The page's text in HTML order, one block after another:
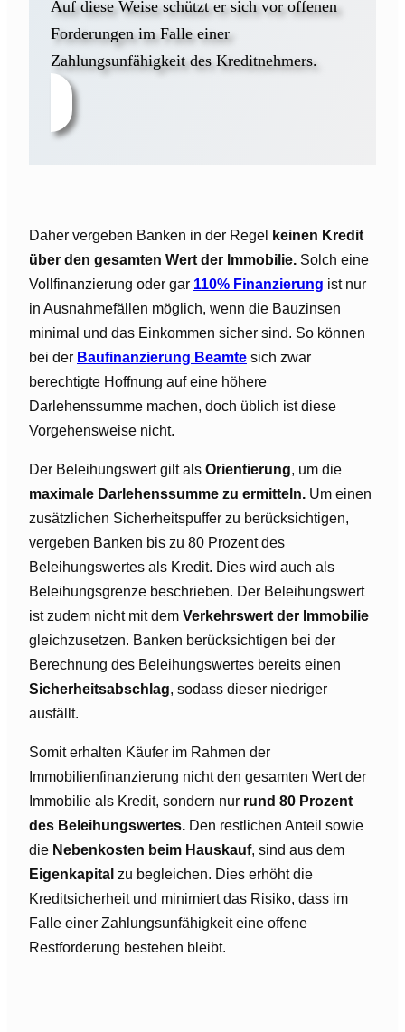
Auf diese Weise schützt er sich vor offenen
Forderungen im Falle einer
Zahlungsunfähigkeit des Kreditnehmers.
Daher vergeben Banken in der Regel
keinen Kredit
über den gesamten Wert der Immobilie. Solch eine
Vollfinanzierung oder gar 110% Finanzierung ist nur
in Ausnahmefällen möglich, wenn die Bauzinsen
minimal und das Einkommen sicher sind. So können
bei der Baufinanzierung Beamte sich zwar
berechtigte Hoffnung auf eine höhere
Darlehenssumme machen, doch üblich ist diese
Vorgehensweise nicht.
Der Beleihungswert gilt als Orientierung, um die
maximale Darlehenssumme zu ermitteln. Um einen
zusätzlichen Sicherheitspuffer zu berücksichtigen,
vergeben Banken bis zu 80 Prozent des
Beleihungswertes als Kredit. Dies wird auch als
Beleihungsgrenze beschrieben. Der Beleihungswert
ist zudem nicht mit dem Verkehrswert der Immobilie
gleichzusetzen. Banken berücksichtigen bei der
Berechnung des Beleihungswertes bereits einen
Sicherheitsabschlag, sodass dieser niedriger
ausfällt.
Somit erhalten Käufer im Rahmen der
Immobilienfinanzierung nicht den gesamten Wert der
Immobilie als Kredit, sondern nur rund 80 Prozent
des Beleihungswertes. Den restlichen Anteil sowie
die Nebenkosten beim Hauskauf, sind aus dem
Eigenkapital zu begleichen. Dies erhöht die
Kreditsicherheit und minimiert das Risiko, dass im
Falle einer Zahlungsunfähigkeit eine offene
Restforderung bestehen bleibt.